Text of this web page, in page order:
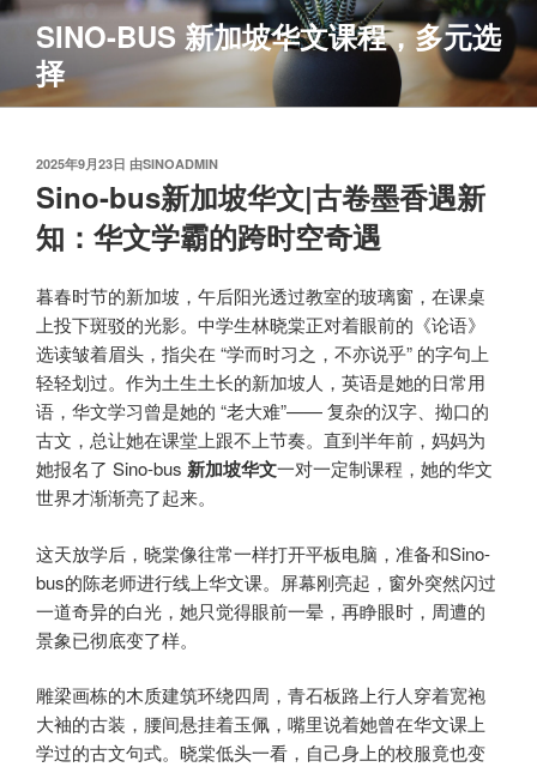
跳
容
SINO-BUS 新加坡华文课程，多元选
择
发
布
于
2025年9月23日 由SINOADMIN
Sino-bus新加坡华文|古卷墨香遇新
知：华文学霸的跨时空奇遇
暮春时节的新加坡，午后阳光透过教室的玻璃窗，在课桌
上投下斑驳的光影。中学生林晓棠正对着眼前的《论语》
选读皱着眉头，指尖在 “学而时习之，不亦说乎” 的字句上
轻轻划过。作为土生土长的新加坡人，英语是她的日常用
语，华文学习曾是她的 “老大难”—— 复杂的汉字、拗口的
古文，总让她在课堂上跟不上节奏。直到半年前，妈妈为
她报名了 Sino-bus 新加坡华文一对一定制课程，她的华文
世界才渐渐亮了起来。
这天放学后，晓棠像往常一样打开平板电脑，准备和Sino-
bus的陈老师进行线上华文课。屏幕刚亮起，窗外突然闪过
一道奇异的白光，她只觉得眼前一晕，再睁眼时，周遭的
景象已彻底变了样。
雕梁画栋的木质建筑环绕四周，青石板路上行人穿着宽袍
大袖的古装，腰间悬挂着玉佩，嘴里说着她曾在华文课上
学过的古文句式。晓棠低头一看，自己身上的校服竟也变